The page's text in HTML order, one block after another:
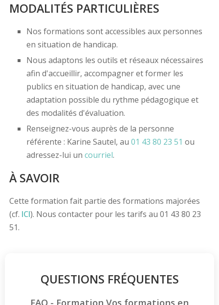
MODALITÉS PARTICULIÈRES
Nos formations sont accessibles aux personnes
en situation de handicap.
Nous adaptons les outils et réseaux nécessaires
afin d'accueillir, accompagner et former les
publics en situation de handicap, avec une
adaptation possible du rythme pédagogique et
des modalités d'évaluation.
Renseignez-vous auprès de la personne
référente : Karine Sautel, au 01 43 80 23 51 ou
adressez-lui un courriel.
À SAVOIR
Cette formation fait partie des formations majorées
(cf. ICI). Nous contacter pour les tarifs au 01 43 80 23
51.
QUESTIONS FRÉQUENTES
FAQ - Formation Vos formations en